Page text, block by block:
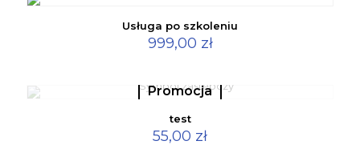
Usługa po szkoleniu
999,00 zł
Promocja
test
55,00 zł